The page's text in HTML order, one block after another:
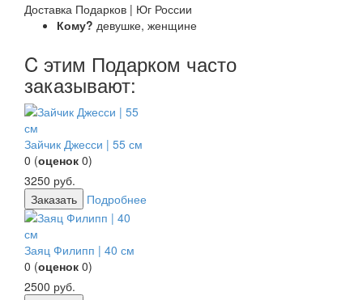
Доставка Подарков | Юг России
Кому? девушке, женщине
C этим Подарком часто
заказывают:
Зайчик Джесси | 55 см
0 (оценок 0)
3250 руб.
Заказать
Подробнее
Заяц Филипп | 40 см
0 (оценок 0)
2500 руб.